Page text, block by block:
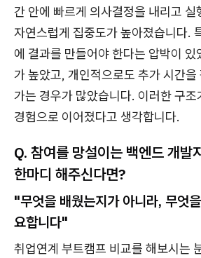
간 안에 빠르게 의사결정을 내리고 실
자연스럽게 집중도가 높아졌습니다.
에 결과를 만들어야 한다는 압박이 있
가 높았고, 개인적으로도 추가 시간을
가는 경우가 많았습니다. 이러한 구
경험으로 이어졌다고 생각합니다.
Q. 참여를 망설이는 백엔드 개발
한마디 해주신다면?
"무엇을 배웠는지가 아니라, 무엇
요합니다"
취업연계 부트캠프 비교를 해보시는